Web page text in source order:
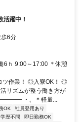
活躍中！
6分
6ｈ 9:00～17:00 ＊休憩
ツ作業！ ◎入寮OK！ ◎
リズムが整う働き方が
・。＊軽量...
OK
社員登用あり
学歴不問
即日勤務OK